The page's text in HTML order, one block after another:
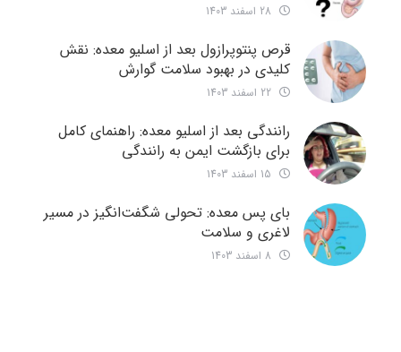
قرص پنتوپرازول بعد از اسلیو معده: نقش
کلیدی در بهبود سلامت گوارش
رانندگی بعد از اسلیو معده: راهنمای کامل
برای بازگشت ایمن به رانندگی
بای پس معده: تحولی شگفت‌انگیز در مسیر
لاغری و سلامت